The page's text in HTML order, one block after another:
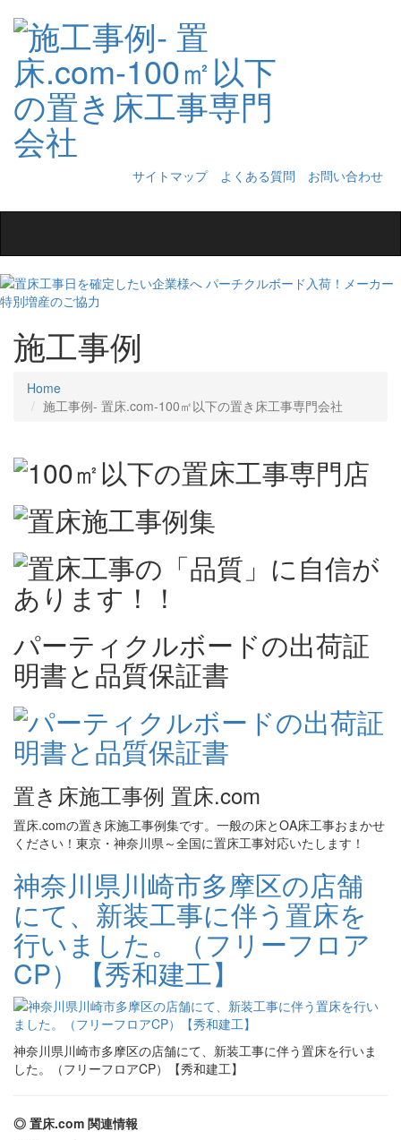
サイトマップ よくある質問
お問い合わせ
navigation
施工事例
Home
施工事例‐ 置床.com-100㎡以下の置き床工事専門会社
パーティクルボードの出荷証
明書と品質保証書
置き床施工事例 置床.com
置床.comの置き床施工事例集です。一般の床とOA床工事おまかせ
ください！東京・神奈川県～全国に置床工事対応いたします！
神奈川県川崎市多摩区の店舗
にて、新装工事に伴う置床を
行いました。（フリーフロア
CP）【秀和建工】
神奈川県川崎市多摩区の店舗にて、新装工事に伴う置床を行いま
した。（フリーフロアCP）【秀和建工】
◎ 置床.com 関連情報